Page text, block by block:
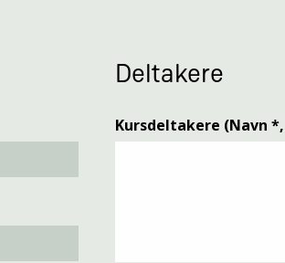
Deltakere
Kursdeltakere (Navn